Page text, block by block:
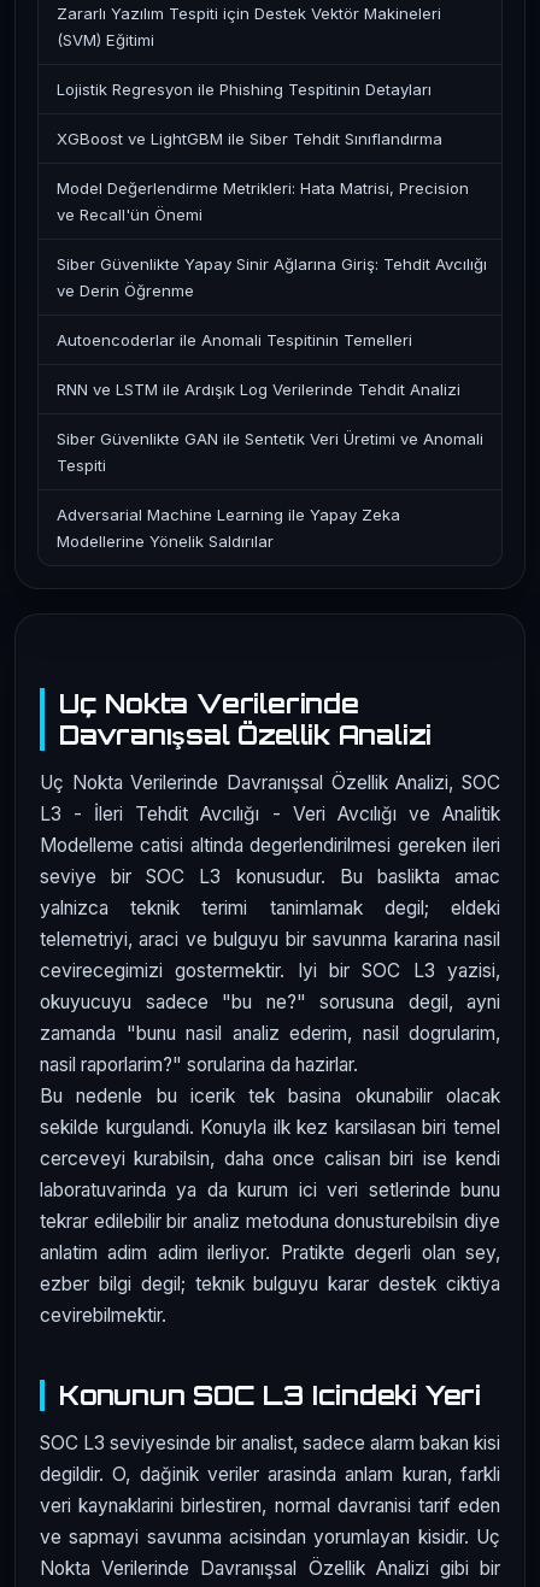
Uç Nokta Verilerinde
Davranışsal Özellik Analizi
Uç Nokta Verilerinde Davranışsal Özellik Analizi, SOC
L3 - İleri Tehdit Avcılığı - Veri Avcılığı ve Analitik
Modelleme catisi altinda degerlendirilmesi gereken ileri
seviye bir SOC L3 konusudur. Bu baslikta amac
yalnizca teknik terimi tanimlamak degil; eldeki
telemetriyi, araci ve bulguyu bir savunma kararina nasil
cevirecegimizi gostermektir. Iyi bir SOC L3 yazisi,
okuyucuyu sadece "bu ne?" sorusuna degil, ayni
zamanda "bunu nasil analiz ederim, nasil dogrularim,
nasil raporlarim?" sorularina da hazirlar.
Bu nedenle bu icerik tek basina okunabilir olacak
sekilde kurgulandi. Konuyla ilk kez karsilasan biri temel
cerceveyi kurabilsin, daha once calisan biri ise kendi
laboratuvarinda ya da kurum ici veri setlerinde bunu
tekrar edilebilir bir analiz metoduna donusturebilsin diye
anlatim adim adim ilerliyor. Pratikte degerli olan sey,
ezber bilgi degil; teknik bulguyu karar destek ciktiya
cevirebilmektir.
Konunun SOC L3 Icindeki Yeri
SOC L3 seviyesinde bir analist, sadece alarm bakan kisi
degildir. O, dağinik veriler arasinda anlam kuran, farkli
veri kaynaklarini birlestiren, normal davranisi tarif eden
ve sapmayi savunma acisindan yorumlayan kisidir. Uç
Nokta Verilerinde Davranışsal Özellik Analizi gibi bir
Zararlı Yazılım Tespiti için Destek Vektör Makineleri
(SVM) Eğitimi
Lojistik Regresyon ile Phishing Tespitinin Detayları
XGBoost ve LightGBM ile Siber Tehdit Sınıflandırma
Model Değerlendirme Metrikleri: Hata Matrisi, Precision
ve Recall'ün Önemi
Siber Güvenlikte Yapay Sinir Ağlarına Giriş: Tehdit Avcılığı
ve Derin Öğrenme
Autoencoderlar ile Anomali Tespitinin Temelleri
RNN ve LSTM ile Ardışık Log Verilerinde Tehdit Analizi
Siber Güvenlikte GAN ile Sentetik Veri Üretimi ve Anomali
Tespiti
Adversarial Machine Learning ile Yapay Zeka
Modellerine Yönelik Saldırılar